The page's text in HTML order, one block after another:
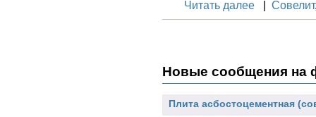
Читать далее|Совелит